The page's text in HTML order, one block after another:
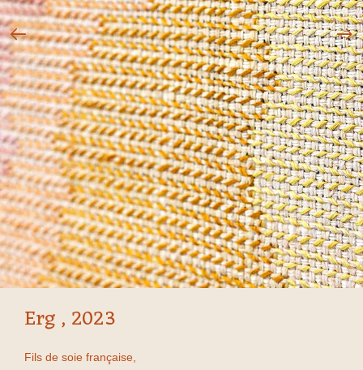
Erg , 2023
Fils de soie française,